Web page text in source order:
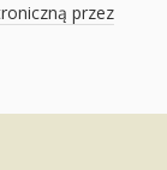
przez